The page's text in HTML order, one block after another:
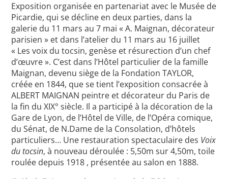
Culture
Exposition organisée en partenariat avec le Musée de
Picardie, qui se décline en deux parties, dans la
galerie du 11 mars au 7 mai « A. Maignan, décorateur
parisien » et dans l’atelier du 11 mars au 16 juillet
« Les voix du tocsin, genèse et résurection d’un chef
d’œuvre ». C’est dans l’Hôtel particulier de la famille
Maignan, devenu siège de la Fondation TAYLOR,
créée en 1844, que se tient l’exposition consacrée à
ALBERT MAIGNAN peintre et décorateur du Paris de
la fin du XIX° siècle. Il a participé à la décoration de la
Gare de Lyon, de l’Hôtel de Ville, de l’Opéra comique,
du Sénat, de N.Dame de la Consolation, d’hôtels
particuliers… Une restauration spectaculaire des Voix
du tocsin, à nouveau déroulée : 5,50m sur 4,50m, toile
roulée depuis 1918 , présentée au salon en 1888.